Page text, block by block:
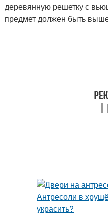
деревянную решетку с
предмет должен быть